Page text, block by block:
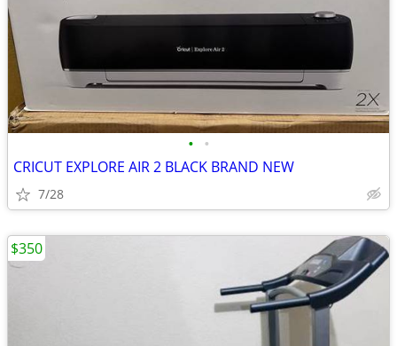
• •
CRICUT EXPLORE AIR 2 BLACK BRAND NEW
7/28
$350